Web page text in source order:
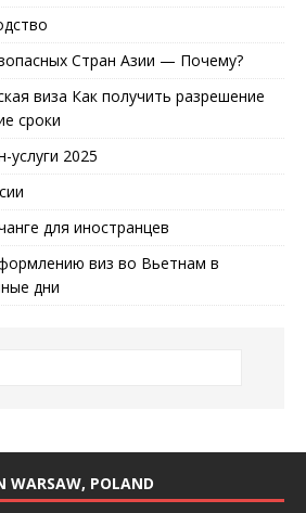
Стран Азии — Почему?
виза Как получить разрешение
сроки
2025
для иностранцев
виз во Вьетнам в
дни
WARSAW, POLAND